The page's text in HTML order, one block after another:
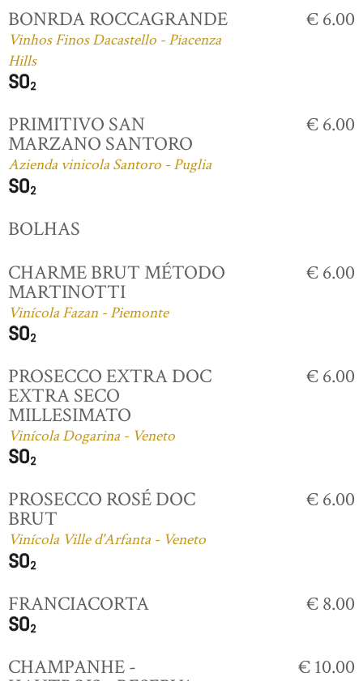
BONRDA ROCCAGRANDE
Vinhos Finos Dacastello - Piacenza
Hills
€ 6.00
PRIMITIVO SAN
MARZANO SANTORO
Azienda vinicola Santoro - Puglia
€ 6.00
BOLHAS
CHARME BRUT MÉTODO
MARTINOTTI
Vinícola Fazan - Piemonte
€ 6.00
PROSECCO EXTRA DOC
EXTRA SECO
MILLESIMATO
Vinícola Dogarina - Veneto
€ 6.00
PROSECCO ROSÉ DOC
BRUT
Vinícola Ville d'Arfanta - Veneto
€ 6.00
FRANCIACORTA € 8.00
CHAMPANHE - € 10.00